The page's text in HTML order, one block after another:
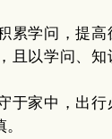
累学问，提
且以学问、
于家中，出